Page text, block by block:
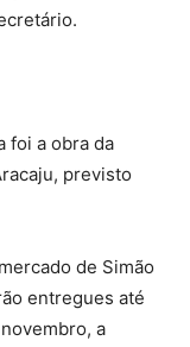
foi a obra da
previsto
de Simão
entregues até
a